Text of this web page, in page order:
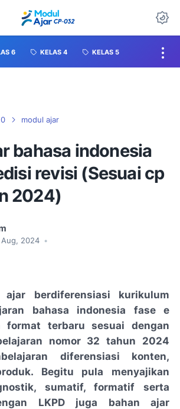
6 KELAS 4 KELAS 5
modul ajar
bahasa indonesia
revisi (Sesuai cp
2024)
2024 •
berdiferensiasi kurikulum
bahasa indonesia fase e
format terbaru sesuai dengan
nomor 32 tahun 2024
diferensiasi konten,
Begitu pula menyajikan
sumatif, formatif serta
LKPD juga bahan ajar